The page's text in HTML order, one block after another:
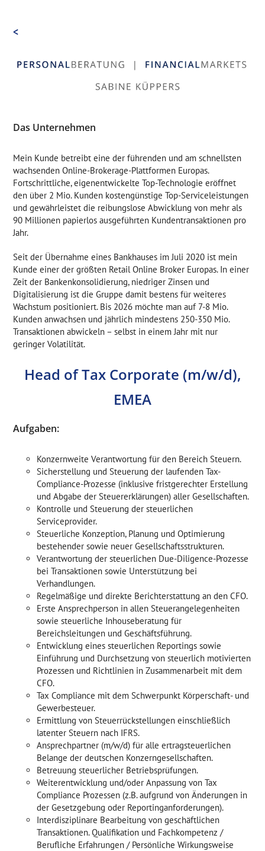
springen
<
Das Unternehmen
Mein Kunde betreibt eine der führenden und am schnellsten
wachsenden Online-Brokerage-Plattformen Europas.
Fortschrittliche, eigenentwickelte Top-Technologie eröffnet
den über 2 Mio. Kunden kostengünstige Top-Serviceleistungen
und gewährleistet die reibungslose Abwicklung von mehr als
90 Millionen papierlos ausgeführten Kundentransaktionen pro
Jahr.
Seit der Übernahme eines Bankhauses im Juli 2020 ist mein
Kunde einer der größten Retail Online Broker Europas. In einer
Zeit der Bankenkonsolidierung, niedriger Zinsen und
Digitalisierung ist die Gruppe damit bestens für weiteres
Wachstum positioniert. Bis 2026 möchte man auf 7-8 Mio.
Kunden anwachsen und jährlich mindestens 250-350 Mio.
Transaktionen abwickeln – selbst in einem Jahr mit nur
geringer Volatilität.
Head of Tax Corporate (m/w/d),
EMEA
Aufgaben:
Konzernweite Verantwortung für den Bereich Steuern.
Sicherstellung und Steuerung der laufenden Tax-
Compliance-Prozesse (inklusive fristgerechter Erstellung
und Abgabe der Steuererklärungen) aller Gesellschaften.
Kontrolle und Steuerung der steuerlichen
Serviceprovider.
Steuerliche Konzeption, Planung und Optimierung
bestehender sowie neuer Gesellschaftsstrukturen.
Verantwortung der steuerlichen Due-Diligence-Prozesse
bei Transaktionen sowie Unterstützung bei
Verhandlungen.
Regelmäßige und direkte Berichterstattung an den CFO.
Erste Ansprechperson in allen Steuerangelegenheiten
sowie steuerliche Inhouseberatung für
Bereichsleitungen und Geschäftsführung.
Entwicklung eines steuerlichen Reportings sowie
Einführung und Durchsetzung von steuerlich motivierten
Prozessen und Richtlinien in Zusammenarbeit mit dem
CFO.
Tax Compliance mit dem Schwerpunkt Körperschaft- und
Gewerbesteuer.
Ermittlung von Steuerrückstellungen einschließlich
latenter Steuern nach IFRS.
Ansprechpartner (m/w/d) für alle ertragsteuerlichen
Belange der deutschen Konzerngesellschaften.
Betreuung steuerlicher Betriebsprüfungen.
Weiterentwicklung und/oder Anpassung von Tax
Compliance Prozessen (z.B. aufgrund von Änderungen in
der Gesetzgebung oder Reportinganforderungen).
Interdisziplinare Bearbeitung von geschäftlichen
Transaktionen. Qualifikation und Fachkompetenz /
Berufliche Erfahrungen / Persönliche Wirkungsweise